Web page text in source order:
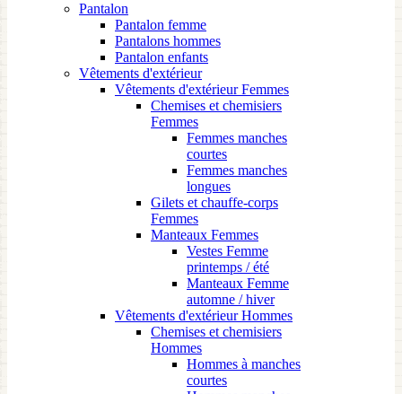
Pantalon
Pantalon femme
Pantalons hommes
Pantalon enfants
Vêtements d'extérieur
Vêtements d'extérieur Femmes
Chemises et chemisiers
Femmes
Femmes manches
courtes
Femmes manches
longues
Gilets et chauffe-corps
Femmes
Manteaux Femmes
Vestes Femme
printemps / été
Manteaux Femme
automne / hiver
Vêtements d'extérieur Hommes
Chemises et chemisiers
Hommes
Hommes à manches
courtes